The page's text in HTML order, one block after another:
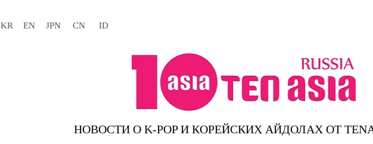
KR EN JPN CN ID
НОВОСТИ О K-POP И КОРЕЙСКИХ АЙДОЛАХ ОТ